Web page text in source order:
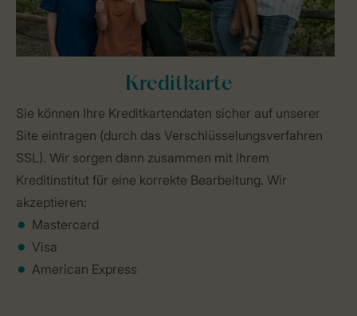
Kreditkarte
Sie können Ihre Kreditkartendaten sicher auf unserer
Site eintragen (durch das Verschlüsselungsverfahren
SSL). Wir sorgen dann zusammen mit Ihrem
Kreditinstitut für eine korrekte Bearbeitung. Wir
akzeptieren:
Mastercard
Visa
American Express